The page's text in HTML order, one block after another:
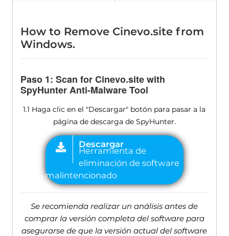
How to Remove Cinevo.site from
Windows.
Paso 1: Scan for Cinevo.site with
SpyHunter Anti-Malware Tool
1.1 Haga clic en el "Descargar" botón para pasar a la
página de descarga de SpyHunter.
Se recomienda realizar un análisis antes de
comprar la versión completa del software para
asegurarse de que la versión actual del software